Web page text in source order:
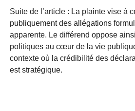
Suite de l’article : La plainte vise à
publiquement des allégations
apparente. Le différend oppose
politiques au cœur de la vie
contexte où la crédibilité des
est stratégique.